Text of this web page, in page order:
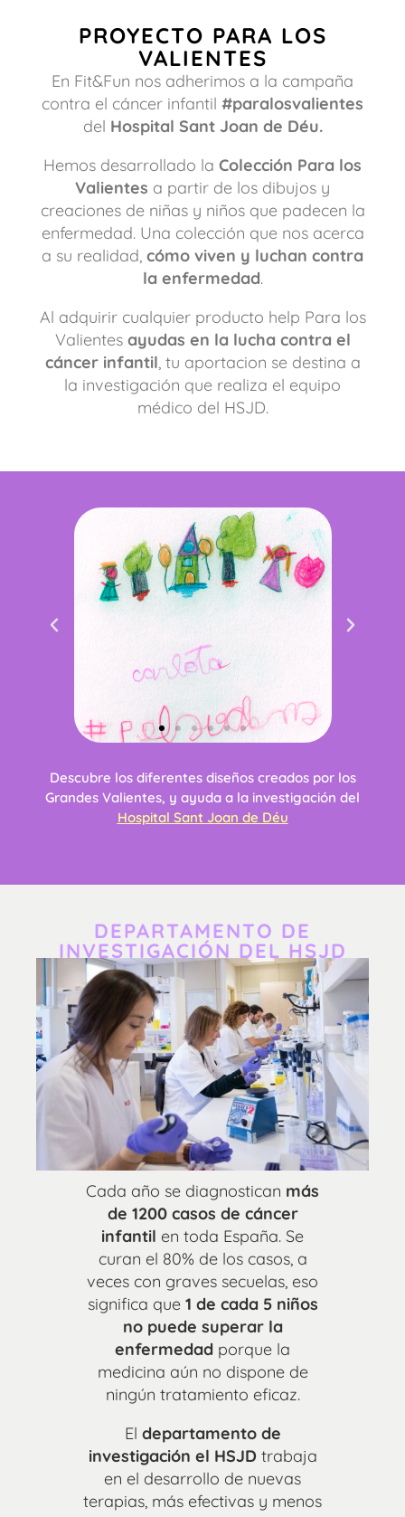
PROYECTO PARA LOS
VALIENTES
En Fit&Fun nos adherimos a la campaña
contra el cáncer infantil #paralosvalientes
del Hospital Sant Joan de Déu.
Hemos desarrollado la Colección Para los
Valientes a partir de los dibujos y
creaciones de niñas y niños que padecen la
enfermedad. Una colección que nos acerca
a su realidad, cómo viven y luchan contra
la enfermedad.
Al adquirir cualquier producto help Para los
Valientes ayudas en la lucha contra el
cáncer infantil, tu aportacion se destina a
la investigación que realiza el equipo
médico del HSJD.
Descubre los diferentes diseños creados por los
Grandes Valientes, y ayuda a la investigación del
Hospital Sant Joan de Déu
DEPARTAMENTO DE
INVESTIGACIÓN DEL HSJD
Cada año se diagnostican más
de 1200 casos de cáncer
infantil en toda España. Se
curan el 80% de los casos, a
veces con graves secuelas, eso
significa que 1 de cada 5 niños
no puede superar la
enfermedad porque la
medicina aún no dispone de
ningún tratamiento eficaz.
El departamento de
investigación el HSJDtrabaja
en el desarrollo de nuevas
terapias, más efectivas y menos